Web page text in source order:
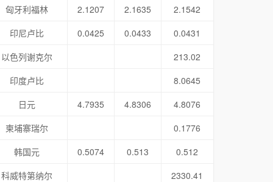
匈牙利福林
2.1207 2.1635
2.1542
印尼卢比
0.0425 0.0433
0.0431
以色列谢克尔
213.02
印度卢比
8.0645
日元
4.7935 4.8306
4.8076
柬埔寨瑞尔
0.1776
韩国元
0.5074 0.513
0.512
科威特第纳尔
2330.41